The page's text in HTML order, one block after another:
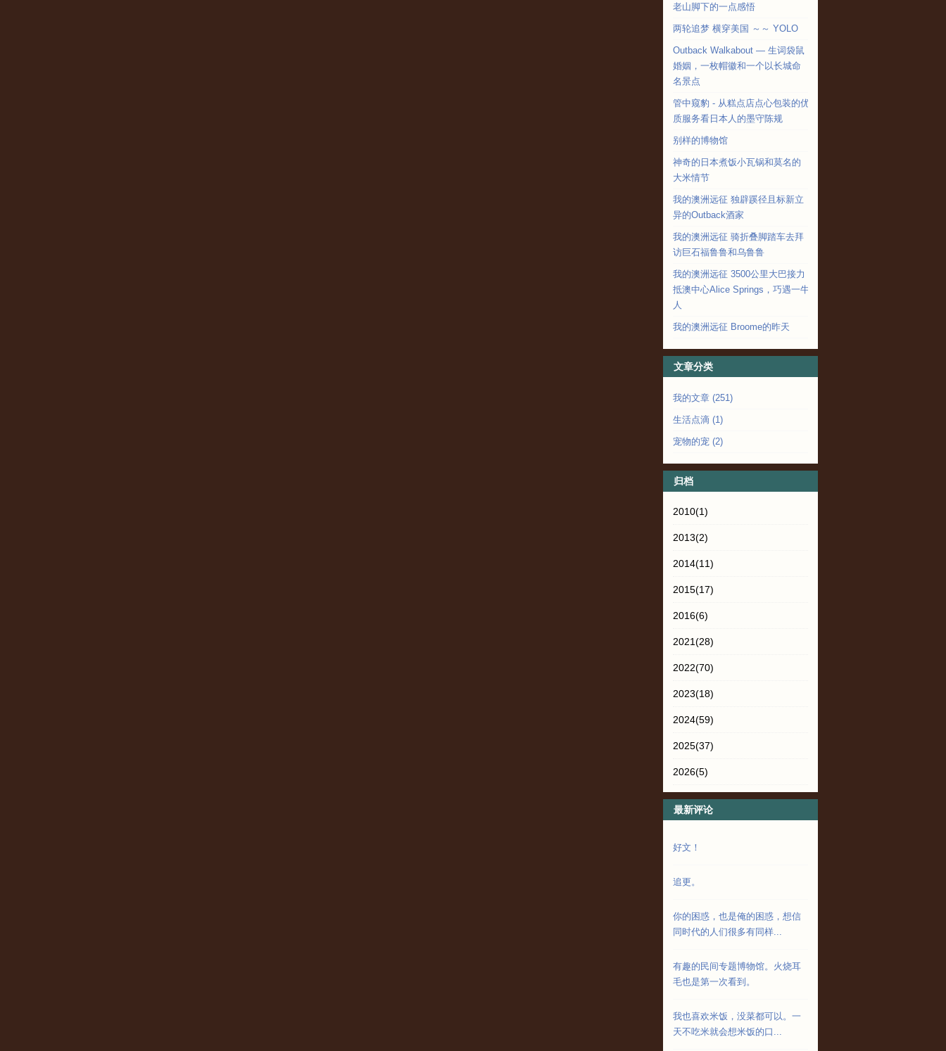
老山脚下的一点感悟
两轮追梦 横穿美国 ～～ YOLO
Outback Walkabout — 生词袋鼠
婚姻，一枚帽徽和一个以长城命
名景点
管中窥豹 - 从糕点店点心包装的优
质服务看日本人的墨守陈规
别样的博物馆
神奇的日本煮饭小瓦锅和莫名的
大米情节
我的澳洲远征 独辟蹊径且标新立
异的Outback酒家
我的澳洲远征 骑折叠脚踏车去拜
访巨石福鲁鲁和乌鲁鲁
我的澳洲远征 3500公里大巴接力
抵澳中心Alice Springs，巧遇一牛
人
我的澳洲远征 Broome的昨天
文章分类
我的文章 (251)
生活点滴 (1)
宠物的宠 (2)
归档
2010(1)
2013(2)
2014(11)
2015(17)
2016(6)
2021(28)
2022(70)
2023(18)
2024(59)
2025(37)
2026(5)
最新评论
好文！
追更。
你的困惑，也是俺的困惑，想信
同时代的人们很多有同样...
有趣的民间专题博物馆。火烧耳
毛也是第一次看到。
我也喜欢米饭，没菜都可以。一
天不吃米就会想米饭的口...